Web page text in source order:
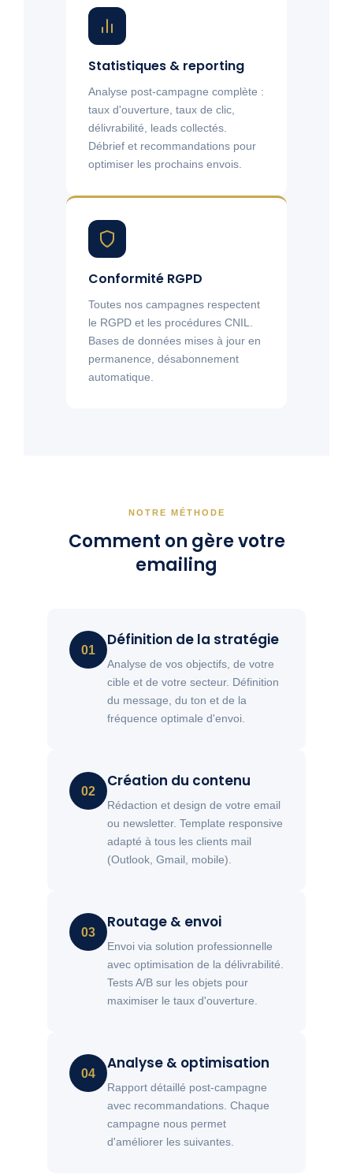
Statistiques & reporting
Analyse post-campagne complète :
taux d'ouverture, taux de clic,
délivrabilité, leads collectés.
Débrief et recommandations pour
optimiser les prochains envois.
Conformité RGPD
Toutes nos campagnes respectent
le RGPD et les procédures CNIL.
Bases de données mises à jour en
permanence, désabonnement
automatique.
NOTRE MÉTHODE
Comment on gère votre
emailing
01
Définition de la stratégie
Analyse de vos objectifs, de votre
cible et de votre secteur. Définition
du message, du ton et de la
fréquence optimale d'envoi.
02
Création du contenu
Rédaction et design de votre email
ou newsletter. Template responsive
adapté à tous les clients mail
(Outlook, Gmail, mobile).
03
Routage & envoi
Envoi via solution professionnelle
avec optimisation de la délivrabilité.
Tests A/B sur les objets pour
maximiser le taux d'ouverture.
04
Analyse & optimisation
Rapport détaillé post-campagne
avec recommandations. Chaque
campagne nous permet
d'améliorer les suivantes.